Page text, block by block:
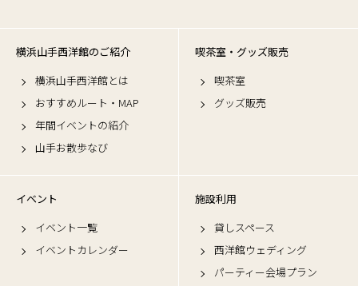
横浜山手西洋館のご紹介
横浜山手西洋館とは
おすすめルート・MAP
年間イベントの紹介
山手お散歩なび
喫茶室・グッズ販売
喫茶室
グッズ販売
イベント
イベント一覧
イベントカレンダー
施設利用
貸しスペース
西洋館ウェディング
パーティー会場プラン